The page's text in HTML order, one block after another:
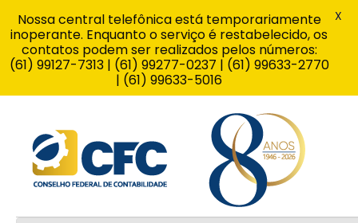
Nossa central telefônica está temporariamente
inoperante. Enquanto o serviço é restabelecido, os
contatos podem ser realizados pelos números:
(61) 99127-7313 | (61) 99277-0237 | (61) 99633-2770
| (61) 99633-5016
X